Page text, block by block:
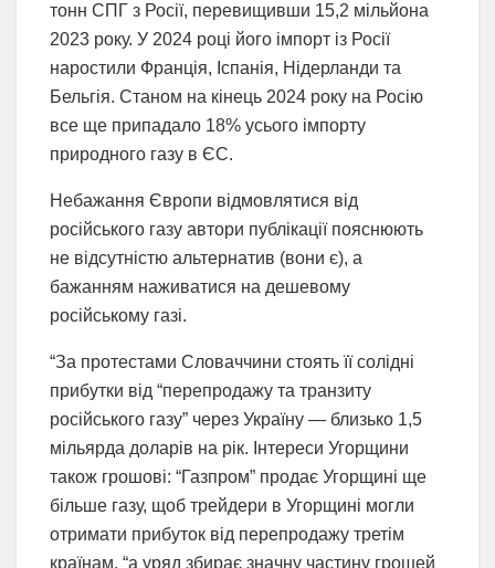
тонн СПГ з Росії, перевищивши 15,2 мільйона
2023 року. У 2024 році його імпорт із Росії
наростили Франція, Іспанія, Нідерланди та
Бельгія. Станом на кінець 2024 року на Росію
все ще припадало 18% усього імпорту
природного газу в ЄС.
Небажання Європи відмовлятися від
російського газу автори публікації пояснюють
не відсутністю альтернатив (вони є), а
бажанням наживатися на дешевому
російському газі.
“За протестами Словаччини стоять її солідні
прибутки від “перепродажу та транзиту
російського газу” через Україну — близько 1,5
мільярда доларів на рік. Інтереси Угорщини
також грошові: “Газпром” продає Угорщині ще
більше газу, щоб трейдери в Угорщині могли
отримати прибуток від перепродажу третім
країнам, “а уряд збирає значну частину грошей